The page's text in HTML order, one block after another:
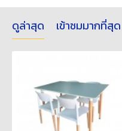
ดูล่าสุด เข้าชมมากที่สุด